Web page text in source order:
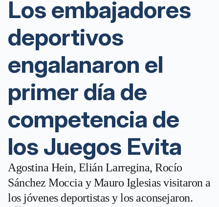
Los embajadores
deportivos
engalanaron el
primer día de
competencia de
los Juegos Evita
Agostina Hein, Elián Larregina, Rocío
Sánchez Moccia y Mauro Iglesias visitaron a
los jóvenes deportistas y los aconsejaron.